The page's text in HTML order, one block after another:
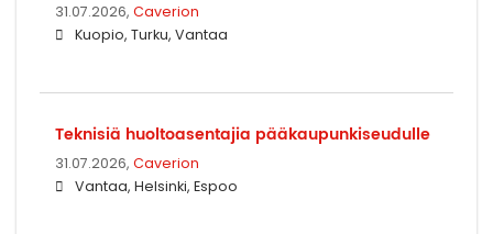
31.07.2026, Caverion
Kuopio, Turku, Vantaa
Teknisiä huoltoasentajia pääkaupunkiseudulle
31.07.2026, Caverion
Vantaa, Helsinki, Espoo